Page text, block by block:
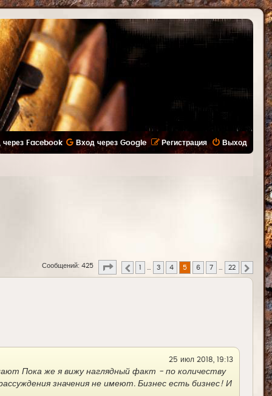
Выход
Регистрация
через Facebook Вход через Google
Сообщений: 425 Страница из
1 3 4 5 6 7 22 След.
25 июл 2018, 19:13
Пока же я вижу наглядный факт - по количеству
значения не имеют. Бизнес есть бизнес! И